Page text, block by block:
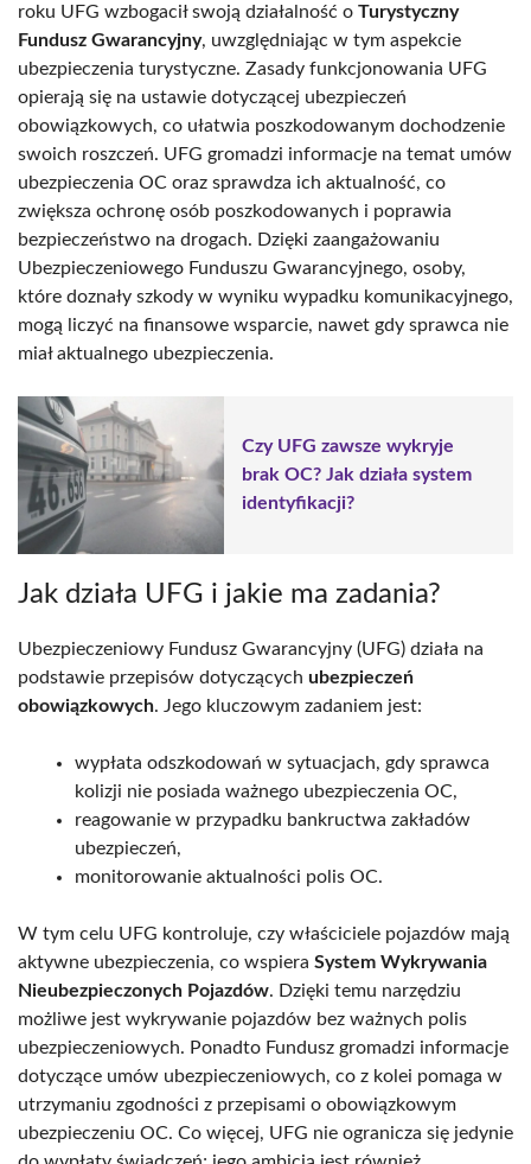
roku UFG wzbogacił swoją działalność o Turystyczny
Fundusz Gwarancyjny, uwzględniając w tym aspekcie
ubezpieczenia turystyczne. Zasady funkcjonowania UFG
opierają się na ustawie dotyczącej ubezpieczeń
obowiązkowych, co ułatwia poszkodowanym dochodzenie
swoich roszczeń. UFG gromadzi informacje na temat umów
ubezpieczenia OC oraz sprawdza ich aktualność, co
zwiększa ochronę osób poszkodowanych i poprawia
bezpieczeństwo na drogach. Dzięki zaangażowaniu
Ubezpieczeniowego Funduszu Gwarancyjnego, osoby,
które doznały szkody w wyniku wypadku komunikacyjnego,
mogą liczyć na finansowe wsparcie, nawet gdy sprawca nie
miał aktualnego ubezpieczenia.
Czy UFG zawsze wykryje
brak OC? Jak działa system
identyfikacji?
Jak działa UFG i jakie ma zadania?
Ubezpieczeniowy Fundusz Gwarancyjny (UFG) działa na
podstawie przepisów dotyczących ubezpieczeń
obowiązkowych. Jego kluczowym zadaniem jest:
wypłata odszkodowań w sytuacjach, gdy sprawca
kolizji nie posiada ważnego ubezpieczenia OC,
reagowanie w przypadku bankructwa zakładów
ubezpieczeń,
monitorowanie aktualności polis OC.
W tym celu UFG kontroluje, czy właściciele pojazdów mają
aktywne ubezpieczenia, co wspiera System Wykrywania
Nieubezpieczonych Pojazdów. Dzięki temu narzędziu
możliwe jest wykrywanie pojazdów bez ważnych polis
ubezpieczeniowych. Ponadto Fundusz gromadzi informacje
dotyczące umów ubezpieczeniowych, co z kolei pomaga w
utrzymaniu zgodności z przepisami o obowiązkowym
ubezpieczeniu OC. Co więcej, UFG nie ogranicza się jedynie